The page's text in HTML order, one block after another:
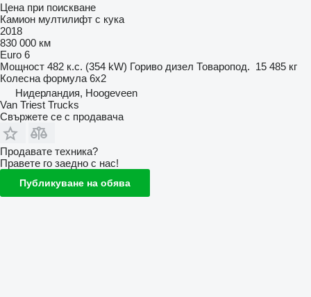
Цена при поискване
Камион мултилифт с кука
2018
830 000 км
Euro 6
Мощност 482 к.с. (354 kW) Гориво дизел Товаропод. 15 485 кг
Колесна формула 6x2
Нидерландия, Hoogeveen
Van Triest Trucks
Свържете се с продавача
Продавате техника?
Правете го заедно с нас!
Публикуване на обява